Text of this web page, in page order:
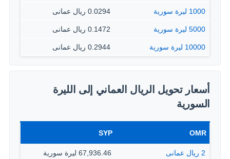
1000 ليرة سورية 0.0294 ريال عمانى
5000 ليرة سورية 0.1472 ريال عمانى
10000 ليرة سورية 0.2944 ريال عمانى
أسعار تحويل الريال العماني إلى الليرة
السورية
OMR
SYP
2 ريال عمانى 67,936.46 ليرة سورية